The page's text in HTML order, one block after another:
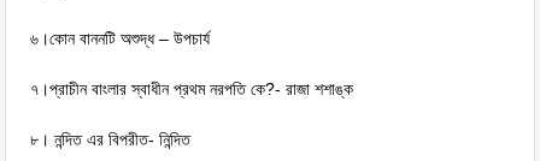
৬।কোন বাননটি অশুদ্ধ – উপচার্য
৭।প্রাচীন বাংলার স্বাধীন প্রথম নরপতি কে?- রাজা শশাঙ্ক
৮। নন্দিত এর বিপরীত- নিন্দিত